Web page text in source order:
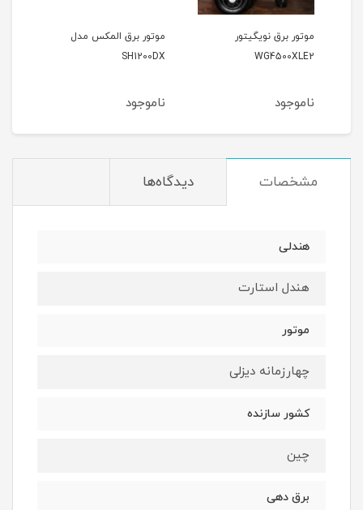
موتور برق المکس مدل
SH1200DX
ناموجود
موتور برق وکسون مدل
VK3900KF
ناموجود
مشخصات دیدگاه‌ها
هندلی
هندل استارت
موتور
چهارزمانه دیزلی
کشور سازنده
چین
برق دهی